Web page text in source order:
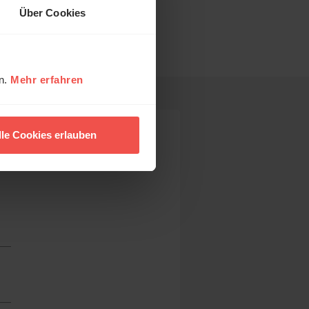
Über Cookies
Mehr erfahren
Cookies erlauben